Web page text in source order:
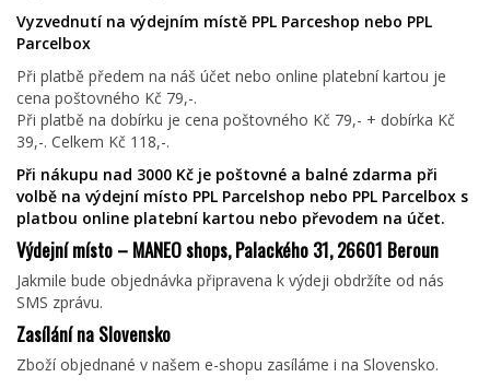
Vyzvednutí na výdejním místě PPL Parceshop nebo PPL
Parcelbox
Při platbě předem na náš účet nebo online platební kartou je
cena poštovného Kč 79,-.
Při platbě na dobírku je cena poštovného Kč 79,- + dobírka Kč
39,-. Celkem Kč 118,-.
Při nákupu nad 3000 Kč je poštovné a balné zdarma při
volbě na výdejní místo PPL Parcelshop nebo PPL Parcelbox s
platbou online platební kartou nebo převodem na účet.
Výdejní místo – MANEO shops, Palackého 31, 26601 Beroun
Jakmile bude objednávka připravena k výdeji obdržíte od nás
SMS zprávu.
Zasílání na Slovensko
Zboží objednané v našem e-shopu zasíláme i na Slovensko.